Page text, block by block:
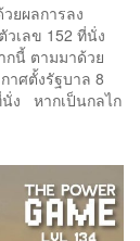
ยผลการลง
เลข 152 ที่นั่ง
กนี้ ตามมาด้วย
าศตั้งรัฐบาล 8
นั่ง หากเป็นกลไก